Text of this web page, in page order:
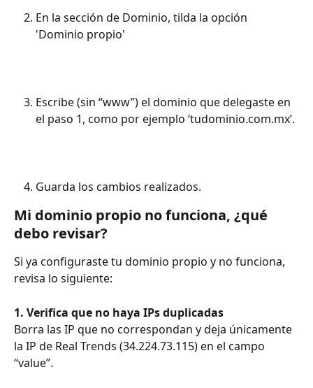
En la sección de Dominio, tilda la opción
'Dominio propio'
Escribe (sin “www”) el dominio que delegaste en
el paso 1, como por ejemplo ‘tudominio.com.mx’.
Guarda los cambios realizados.
Mi dominio propio no funciona, ¿qué
debo revisar?
Si ya configuraste tu dominio propio y no funciona,
revisa lo siguiente:
1. Verifica que no haya IPs duplicadas
Borra las IP que no correspondan y deja únicamente
la IP de Real Trends (34.224.73.115) en el campo
“value”.